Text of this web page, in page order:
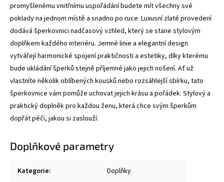
promyšlenému vnitřnímu uspořádání budete mít všechny své
poklady na jednom místě a snadno po ruce. Luxusní zlaté provedení
dodává šperkovnici nadčasový vzhled, který se stane stylovým
doplňkem každého interiéru. Jemné linie a elegantní design
vytvářejí harmonické spojení praktičnosti a estetiky, díky kterému
bude ukládání šperků stejně příjemné jako jejich nošení. Ať už
vlastníte několik oblíbených kousků nebo rozsáhlejší sbírku, tato
šperkovnice vám pomůže uchovat jejich krásu a pořádek. Stylový a
praktický doplněk pro každou ženu, která chce svým šperkům
dopřát péči, jakou si zaslouží.
Doplňkové parametry
Kategorie: Doplňky